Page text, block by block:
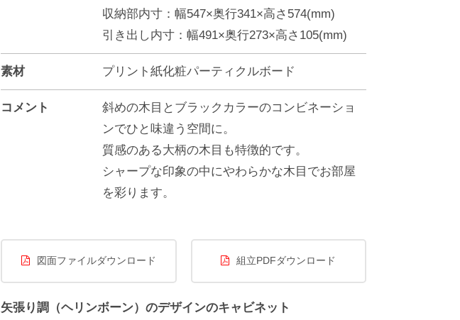
収納部内寸：幅547×奥行341×高さ574(mm)
引き出し内寸：幅491×奥行273×高さ105(mm)
素材 プリント紙化粧パーティクルボード
コメント
斜めの木目とブラックカラーのコンビネーショ
ンでひと味違う空間に。
質感のある大柄の木目も特徴的です。
シャープな印象の中にやわらかな木目でお部屋
を彩ります。
図面ファイルダウンロード 組立PDFダウンロード
矢張り調（ヘリンボーン）のデザインのキャビネット